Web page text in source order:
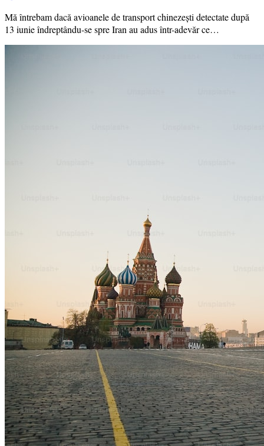
Mă întrebam dacă avioanele de transport chinezești detectate după
13 iunie îndreptându-se spre Iran au adus într-adevăr ce…